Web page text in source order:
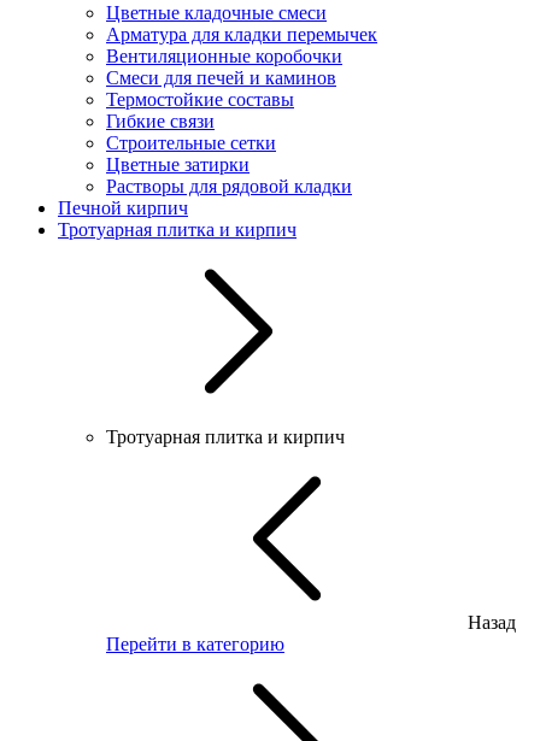
Цветные кладочные смеси
Арматура для кладки перемычек
Вентиляционные коробочки
Смеси для печей и каминов
Термостойкие составы
Гибкие связи
Строительные сетки
Цветные затирки
Растворы для рядовой кладки
Печной кирпич
Тротуарная плитка и кирпич
Тротуарная плитка и кирпич
Назад
Перейти в категорию